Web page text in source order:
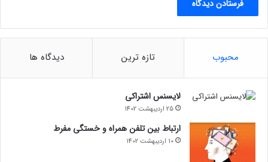
محبوب تازه ترین دیدگاه ها
لایسنس اشتراکی
25 اردیبهشت 1402
ارتباط بین تلفن همراه و خستگی مفرط
10 اردیبهشت 1402